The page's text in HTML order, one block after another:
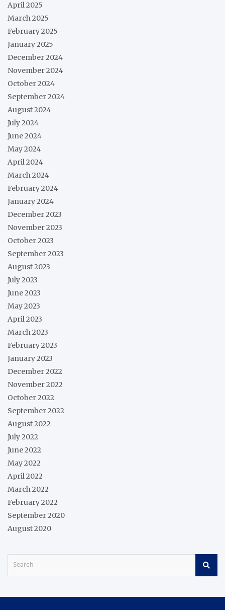
April 2025
March 2025
February 2025
January 2025
December 2024
November 2024
October 2024
September 2024
August 2024
July 2024
June 2024
May 2024
April 2024
March 2024
February 2024
January 2024
December 2023
November 2023
October 2023
September 2023
August 2023
July 2023
June 2023
May 2023
April 2023
March 2023
February 2023
January 2023
December 2022
November 2022
October 2022
September 2022
August 2022
July 2022
June 2022
May 2022
April 2022
March 2022
February 2022
September 2020
August 2020